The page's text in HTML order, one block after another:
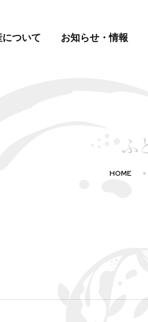
ついて お知らせ・情報
HOME